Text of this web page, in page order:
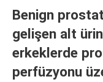
Benign
gelişen alt
erkeklerde
perfüzyonu